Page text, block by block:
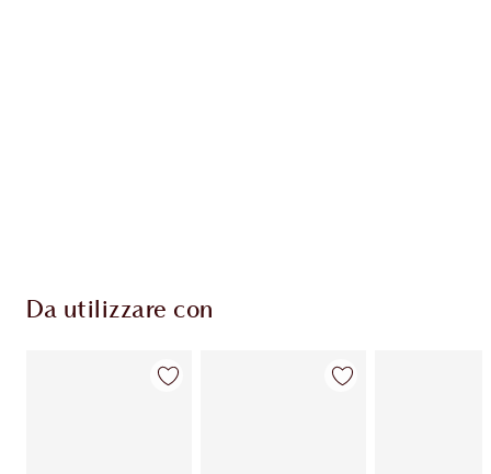
Da utilizzare con